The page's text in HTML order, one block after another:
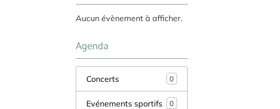
Aucun évènement à afficher.
Agenda
Concerts 0
Evénements sportifs 0